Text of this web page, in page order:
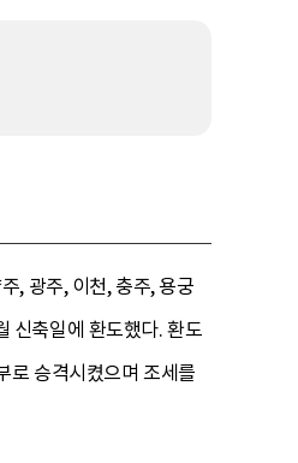
, 광주, 이천, 충주, 용궁
신축일에 환도했다. 환도
로 승격시켰으며 조세를